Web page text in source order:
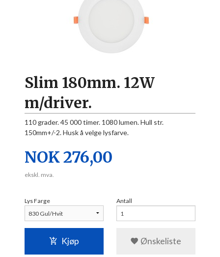
Slim 180mm. 12W
m/driver.
110 grader. 45 000 timer. 1080 lumen. Hull str.
150mm+/-2. Husk å velge lysfarve.
Pris
NOK276,00
ekskl. mva.
Lys Farge Antall
Kjøp Ønskeliste